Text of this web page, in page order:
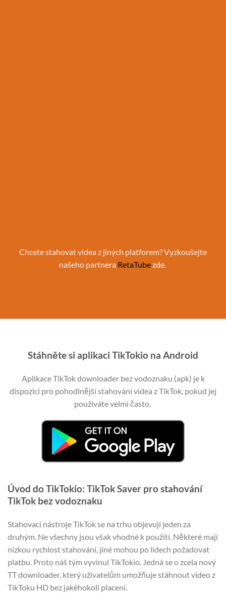
Chcete stahovat videa z jiných platforem? Vyzkoušejte
našeho partnera RetaTubezde.
Stáhněte si aplikaci TikTokio na Android
Aplikace TikTok downloader bez vodoznaku (apk) je k
dispozici pro pohodlnější stahování videa z TikTok, pokud jej
používáte velmi často.
Úvod do TikTokio: TikTok Saver pro stahování
TikTok bez vodoznaku
Stahovací nástroje TikTok se na trhu objevují jeden za
druhým. Ne všechny jsou však vhodné k použití. Některé mají
nízkou rychlost stahování, jiné mohou po lidech požadovat
platbu. Proto náš tým vyvinul TikTokio. Jedná se o zcela nový
TT downloader, který uživatelům umožňuje stáhnout video z
TikToku HD bez jakéhokoli placení.